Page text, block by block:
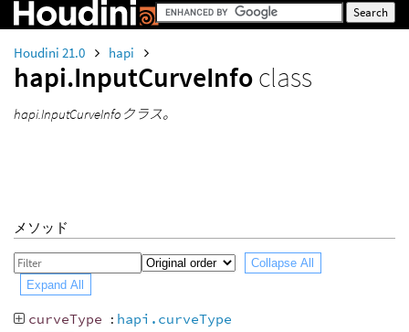
Houdini 21.0 hapi
hapi.InputCurveInfoclass
hapi.InputCurveInfoクラス。
メソッド
Collapse All
Expand All
curveType : hapi.curveType